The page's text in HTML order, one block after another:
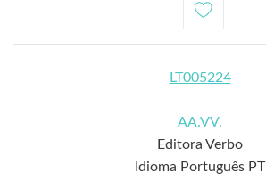
LT005224
AA.VV.
Editora Verbo
Idioma Português PT